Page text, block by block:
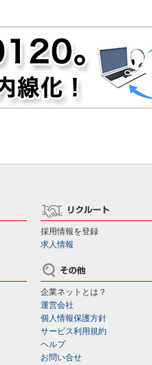
採用情報を登録
求人情報
企業ネットとは？
運営会社
個人情報保護方針
サービス利用規約
ヘルプ
お問い合せ